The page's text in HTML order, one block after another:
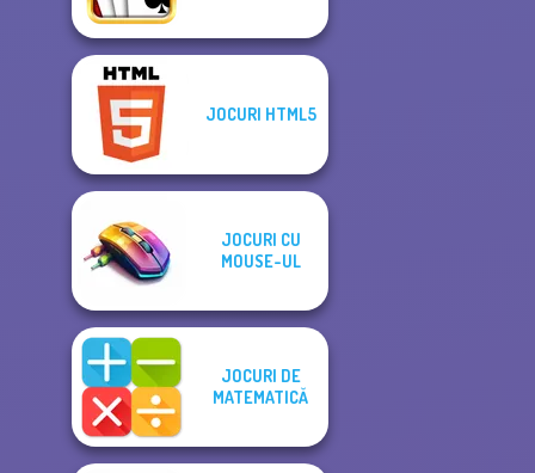
JOCURI HTML5
JOCURI CU
MOUSE-UL
JOCURI DE
MATEMATICĂ